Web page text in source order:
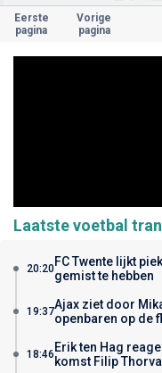
Eerste
pagina
Vorige
pagina
Laatste voetbal
20:20FC Twente lijkt
gemist te hebben
19:37Ajax ziet door
openbaren op de
18:46 Erik ten Hag
komst Filip